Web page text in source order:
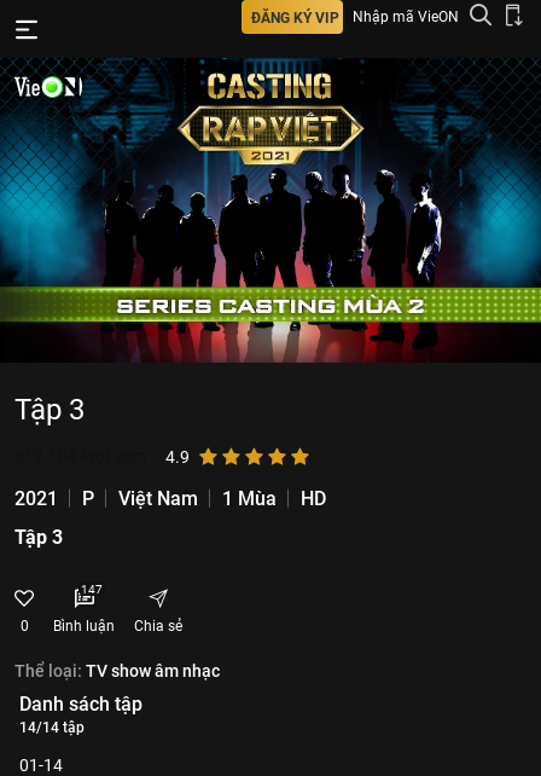
ĐĂNG KÝ VIP Nhập mã VieON
Tập 3
4.9
2021 P Việt Nam 1 Mùa
HD
Tập 3
0
147
Bình luận Chia sẻ
Thể loại: TV show âm nhạc
Danh sách tập
14/14 tập
01-14